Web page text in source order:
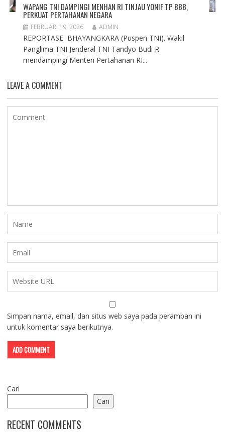
WAPANG TNI DAMPINGI MENHAN RI TINJAU YONIF TP 888,
PERKUAT PERTAHANAN NEGARA
FEBRUARI 19, 2026 ADMIN
REPORTASE BHAYANGKARA (Puspen TNI). Wakil
Panglima TNI Jenderal TNI Tandyo Budi R
mendampingi Menteri Pertahanan RI...
LEAVE A COMMENT
Simpan nama, email, dan situs web saya pada peramban ini
untuk komentar saya berikutnya.
Cari
Cari
RECENT COMMENTS